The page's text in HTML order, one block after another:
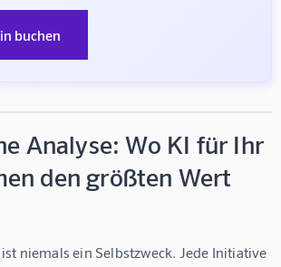
buchen
Analyse: Wo KI für Ihr
den größten Wert
niemals ein Selbstzweck. Jede Initiative